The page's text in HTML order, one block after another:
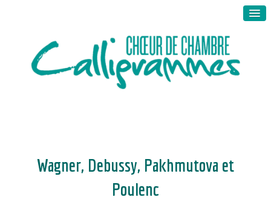
Wagner, Debussy, Pakhmutova et
Poulenc